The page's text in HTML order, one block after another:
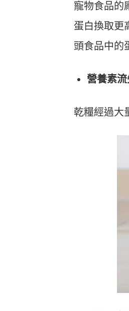
寵物食品的
蛋白換取更
頭食品中的
營養素流
乾糧經過大